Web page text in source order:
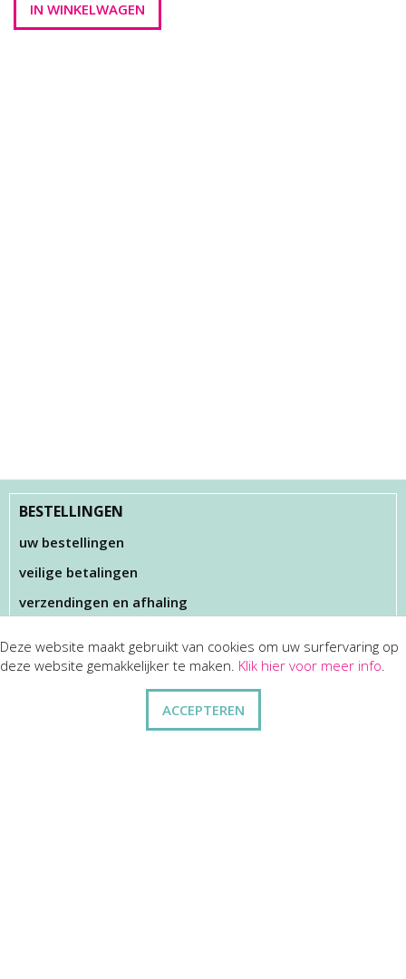
BESTELLINGEN
uw bestellingen
veilige betalingen
verzendingen en afhaling
KLANTENSERVICES
Deze website maakt gebruikt van cookies om uw surfervaring op
deze website gemakkelijker te maken. Klik hier voor meer info.
ACCEPTEREN